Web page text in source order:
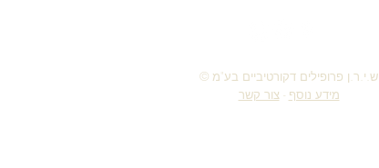
© ש.י.ר.ן פרופילים דקורטיביים בע"מ
מידע נוסף -צור קשר